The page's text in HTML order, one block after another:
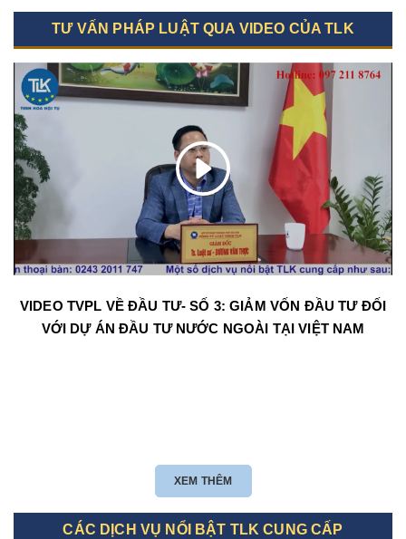
TƯ VẤN PHÁP LUẬT QUA VIDEO CỦA TLK
VIDEO TVPL VỀ ĐẦU TƯ- SỐ 3: GIẢM VỐN ĐẦU TƯ ĐỐI
VỚI DỰ ÁN ĐẦU TƯ NƯỚC NGOÀI TẠI VIỆT NAM
XEM THÊM
CÁC DỊCH VỤ NỔI BẬT TLK CUNG CẤP